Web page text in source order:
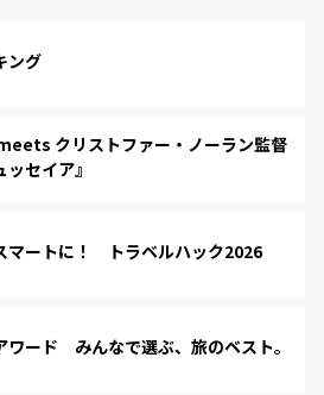
ング
クリストファー・ノーラン監督
セイア』
マートに！ トラベルハック2026
ワード みんなで選ぶ、旅のベスト。